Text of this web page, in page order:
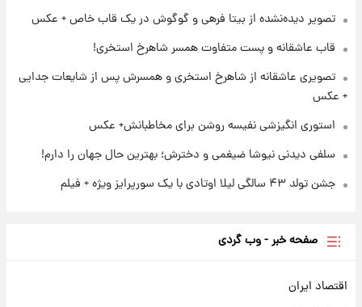
تصاویر عمامه بستن به شیوه خاتمی/ویدیو
تصویر دیده‌نشده از بیتا فرهی و گوگوش در یک قاب خاص + عکس
قاب عاشقانه و پست متفاوت همسر شاهرخ استخری!
تصویری عاشقانه از شاهرخ استخری و همسرش پس از شایعات جدایی
+ عکس
استوری انگیزشی نفیسه روشن برای مخاطبانش+ عکس
سلفی دیدنی نیوشا ضیغمی و دخترش؛ بهترین حال جهان را دارم!
جشن تولد ۴۳ سالگی لیلا اوتادی با یک سورپرایز ویژه + فیلم
صفحه خبر - وب گردی
اقتصاد ایران